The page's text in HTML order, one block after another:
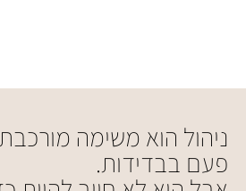
ניהול הוא משימה
פעם בבדידות.